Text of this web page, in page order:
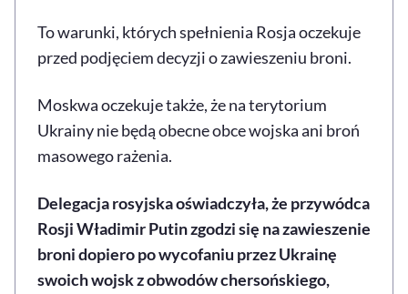
To warunki, których spełnienia Rosja oczekuje
przed podjęciem decyzji o zawieszeniu broni.
Moskwa oczekuje także, że na terytorium
Ukrainy nie będą obecne obce wojska ani broń
masowego rażenia.
Delegacja rosyjska oświadczyła, że przywódca
Rosji Władimir Putin zgodzi się na zawieszenie
broni dopiero po wycofaniu przez Ukrainę
swoich wojsk z obwodów chersońskiego,